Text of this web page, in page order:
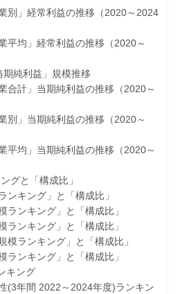
」経常利益の推移（2020～2024
均」経常利益の推移（2020～
純利益」規模推移
計」当期純利益の推移（2020～
」当期純利益の推移（2020～
均」当期純利益の推移（2020～
グと「構成比」
キング」と「構成比」
ンキング」と「構成比」
ンキング」と「構成比」
ランキング」と「構成比」
ンキング」と「構成比」
キング
年間 2022～2024年度)ランキン